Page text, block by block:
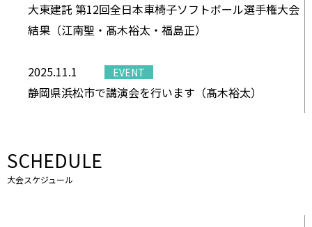
大東建託 第12回全日本車椅子ソフトボール選手権大会
結果（江南聖・髙木裕太・福島正）
2025.11.1 EVENT
静岡県浜松市で講演会を行います（髙木裕太）
SCHEDULE
大会スケジュール